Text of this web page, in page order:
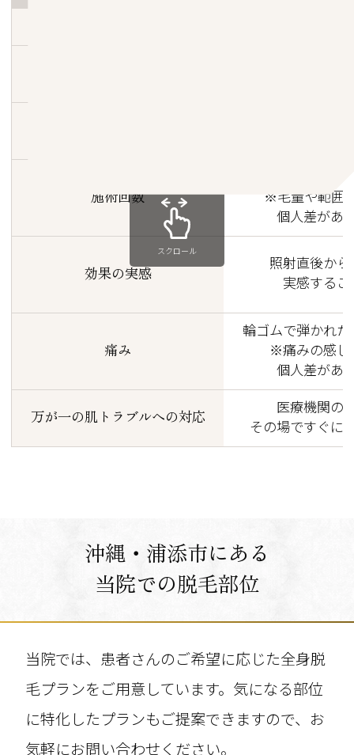
施術回数
※毛量や範囲
個人差があ
効果の実感
照射直後か
実感する
痛み
輪ゴムで弾かれ
※痛みの感じ
個人差があ
万が一の肌トラブルへの対応
医療機関の
その場ですぐに
スクロール
沖縄・浦添市にある
当院での脱毛部位
当院では、患者さんのご希望に応じた全身脱
毛プランをご用意しています。気になる部位
に特化したプランもご提案できますので、お
気軽にお問い合わせください。